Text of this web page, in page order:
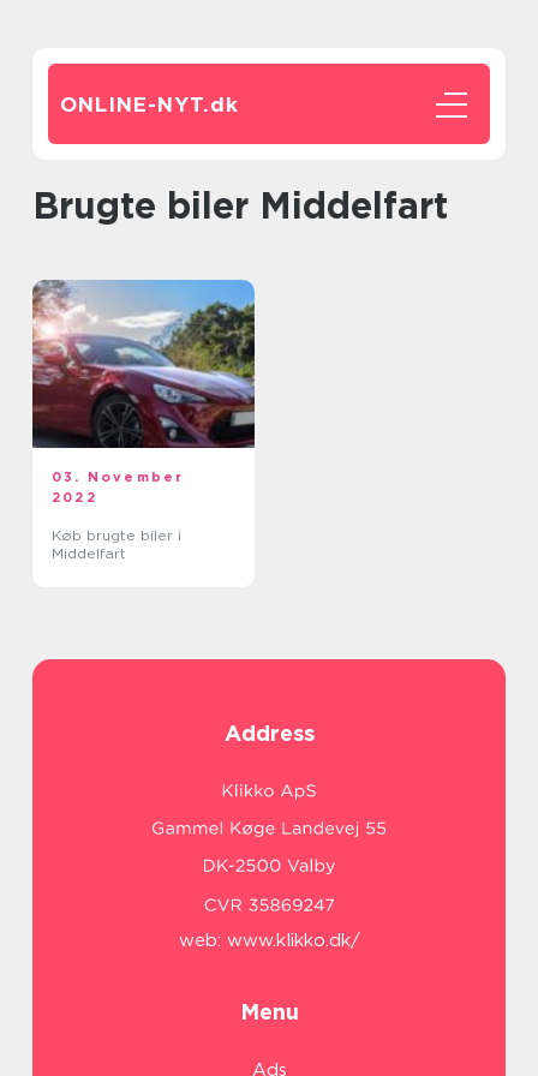
ONLINE-NYT.dk
Brugte biler Middelfart
03. November
2022
Køb brugte biler i
Middelfart
Address
web: www.klikko.dk/
Menu
Ads